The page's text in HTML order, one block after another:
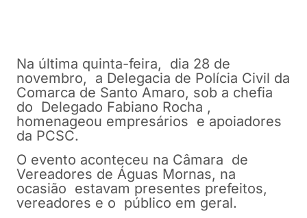
Na última quinta-feira, dia 28 de
novembro, a Delegacia de Polícia Civil da
Comarca de Santo Amaro, sob a chefia
do Delegado Fabiano Rocha ,
homenageou empresários e apoiadores
da PCSC.
O evento aconteceu na Câmara de
Vereadores de Águas Mornas, na
ocasião estavam presentes prefeitos,
vereadores e o público em geral.